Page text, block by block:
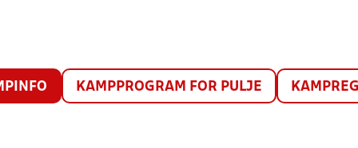
KAMPPROGRAM FOR PULJE